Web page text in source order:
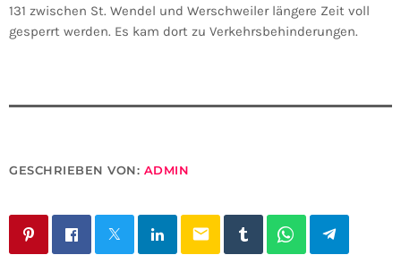
131 zwischen St. Wendel und Werschweiler längere Zeit voll
gesperrt werden. Es kam dort zu Verkehrsbehinderungen.
GESCHRIEBEN VON: ADMIN
email